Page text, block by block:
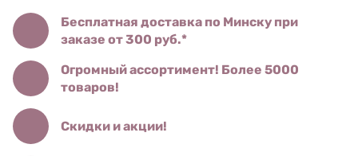
Бесплатная доставка по Минску при
заказе от 300 руб.*
Огромный ассортимент! Более 5000
товаров!
Скидки и акции!